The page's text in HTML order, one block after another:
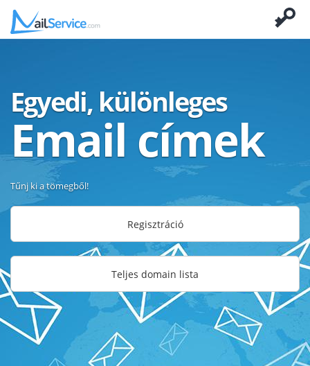
Egyedi, különleges
Email címek
Tűnj ki a tömegből!
Regisztráció
Teljes domain lista